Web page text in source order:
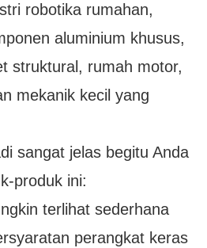
robotika rumahan,
aluminium khusus,
struktural, rumah motor,
mekanik kecil yang
sangat jelas begitu Anda
produk ini:
terlihat sederhana
perangkat keras